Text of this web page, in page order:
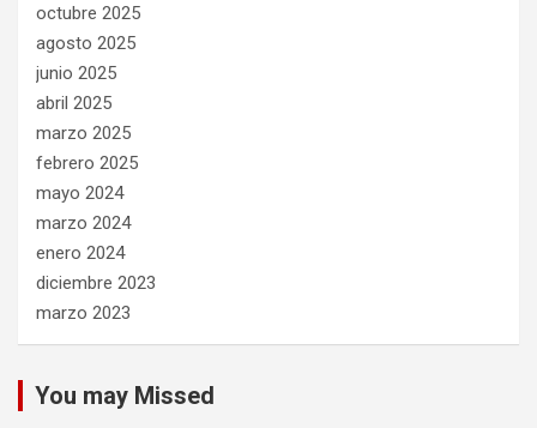
octubre 2025
agosto 2025
junio 2025
abril 2025
marzo 2025
febrero 2025
mayo 2024
marzo 2024
enero 2024
diciembre 2023
marzo 2023
You may Missed